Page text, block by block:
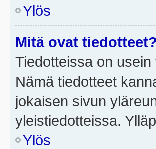
Ylös
Mitä ovat tiedotteet?
Tiedotteissa on
Nämä tiedotteet
jokaisen sivun
yleistiedotteissa.
Ylös